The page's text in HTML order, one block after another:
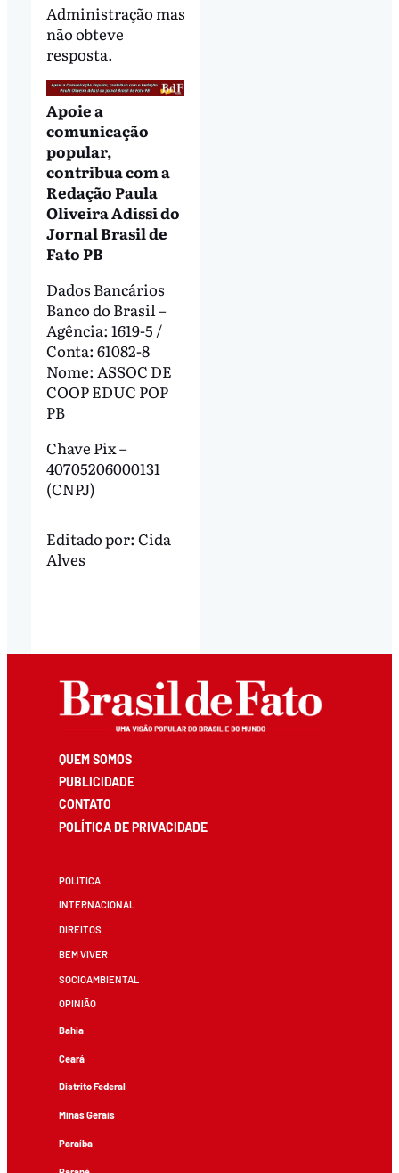
Administração mas
não obteve
resposta.
Apoie a
comunicação
popular,
contribua com a
Redação Paula
Oliveira Adissi do
Jornal Brasil de
Fato PB
Dados Bancários
Banco do Brasil –
Agência: 1619-5 /
Conta: 61082-8
Nome: ASSOC DE
COOP EDUC POP
PB
Chave Pix –
40705206000131
(CNPJ)
Editado por: Cida
Alves
QUEM SOMOS
PUBLICIDADE
CONTATO
POLÍTICA DE PRIVACIDADE
POLÍTICA
INTERNACIONAL
DIREITOS
BEM VIVER
SOCIOAMBIENTAL
OPINIÃO
Bahia
Ceará
Distrito Federal
Minas Gerais
Paraíba